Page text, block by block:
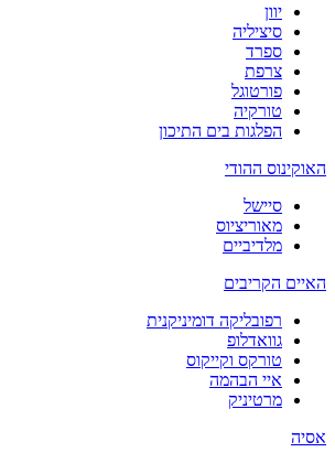
יוון
סיציליה
ספרד
צרפת
פורטוגל
טורקיה
הפלגות בים התיכון
האוקינוס ההודי
סיישל
מאוריציוס
מלדיביים
האיים הקריבים
רפובליקה דומיניקנית
גוואדלופ
טורקס וקייקוס
איי הבהמה
מרטיניק
אסיה